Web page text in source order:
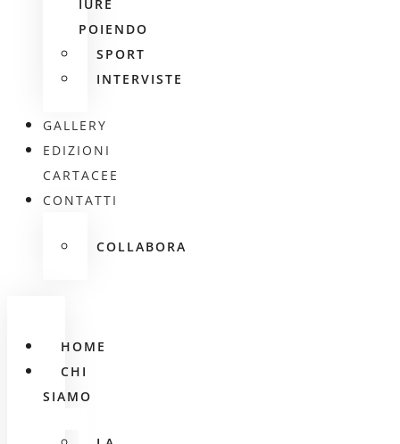
IURE
POIENDO
SPORT
INTERVISTE
GALLERY
EDIZIONI
CARTACEE
CONTATTI
COLLABORA
HOME
CHI
SIAMO